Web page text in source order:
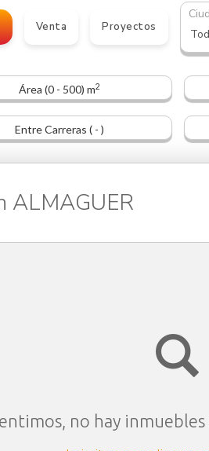
Venta Proyectos
Área (0 - 500) m2
Entre Carreras ( - )
ALMAGUER
no hay inmuebles